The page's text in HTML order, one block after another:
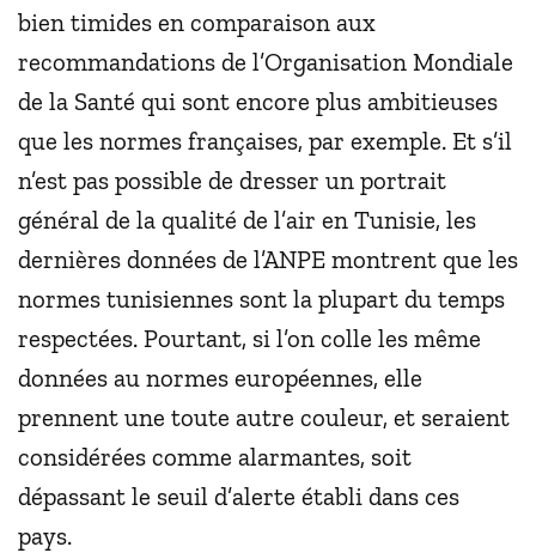
bien timides en comparaison aux
recommandations de l’Organisation Mondiale
de la Santé qui sont encore plus ambitieuses
que les normes françaises, par exemple. Et s’il
n’est pas possible de dresser un portrait
général de la qualité de l’air en Tunisie, les
dernières données de l’ANPE montrent que les
normes tunisiennes sont la plupart du temps
respectées. Pourtant, si l’on colle les même
données au normes européennes, elle
prennent une toute autre couleur, et seraient
considérées comme alarmantes, soit
dépassant le seuil d’alerte établi dans ces
pays.